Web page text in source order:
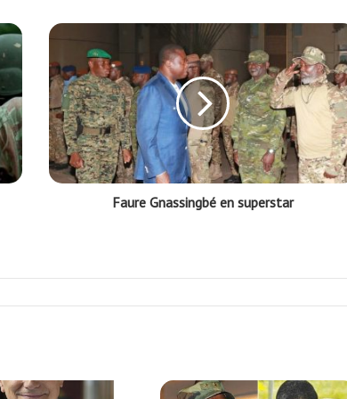
Faure Gnassingbé en superstar